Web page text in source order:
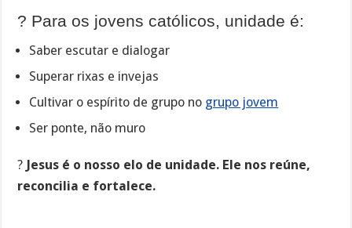
? Para os jovens católicos, unidade é:
Saber escutar e dialogar
Superar rixas e invejas
Cultivar o espírito de grupo no grupo jovem
Ser ponte, não muro
? Jesus é o nosso elo de unidade. Ele nos reúne,
reconcilia e fortalece.